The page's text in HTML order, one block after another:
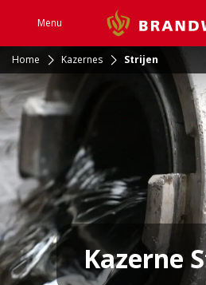
Menu
Home Kazernes Strijen
Kazerne